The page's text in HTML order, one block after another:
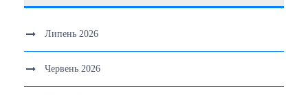
Липень 2026
Червень 2026